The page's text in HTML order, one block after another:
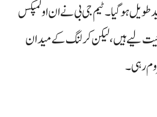
طویل ہو گیا۔ ٹیم جی بی نے ان اولمپکس
لیے ہیں، لیکن کرلنگ کے میدان
رہی۔